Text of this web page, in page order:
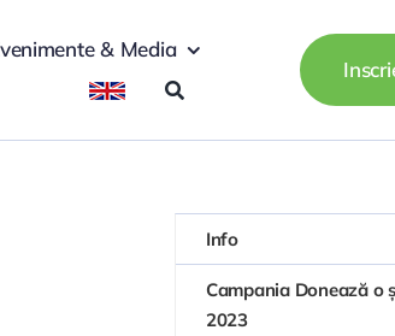
& Media
Info
Campania Donează o
2023